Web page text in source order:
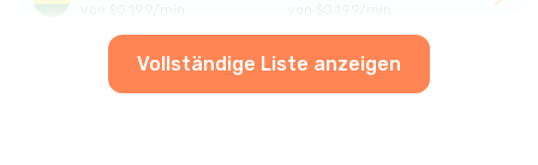
Vollständige Liste anzeigen